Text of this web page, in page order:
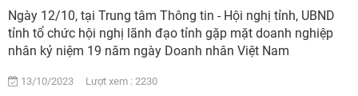
Ngày 12/10, tại Trung tâm Thông tin - Hội nghị tỉnh, UBND
tỉnh tổ chức hội nghị lãnh đạo tỉnh gặp mặt doanh nghiệp
nhân kỷ niệm 19 năm ngày Doanh nhân Việt Nam
13/10/2023 Lượt xem : 2230